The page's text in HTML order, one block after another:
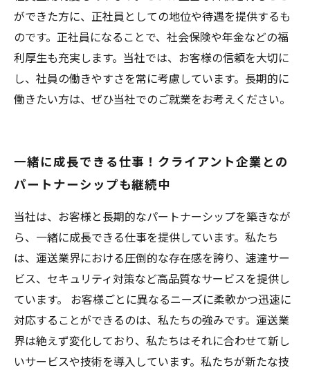
ができた方に、正社員としての地位や待遇を提供するも
のです。正社員になることで、社会保険や年金などの福
利厚生も充実します。当社では、お客様の信頼を大切に
し、社員の働きやすさを常に考慮しています。長期的に
働きたい方は、ぜひ当社でのご就業をお考えください。
一緒に成長できる仕事！クライアント企業との
パートナーシップも継続中
当社は、お客様と長期的なパートナーシップを築きなが
ら、一緒に成長できる仕事を提供しています。私たち
は、運送業界における圧倒的な存在感を誇り、速達サー
ビス、セキュリティ対策など高品質なサービスを提供し
ています。 お客様ごとに異なるニーズに柔軟かつ迅速に
対応することができるのは、私たちの強みです。運送業
界は絶えず変化しており、私たちはそれに合わせて新し
いサービスや技術を導入しています。私たちが新たな技